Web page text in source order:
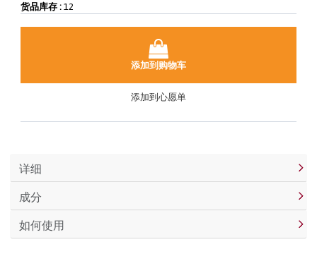
货品库存 : 12
添加到购物车
添加到心愿单
详细
成分
如何使用